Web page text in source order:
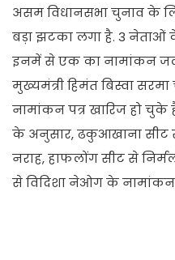
असम विधानसभा चुनाव के
बड़ा झटका लगा है. 3 नेताओं
इनमें से एक का नामांकन
मुख्यमंत्री हिमंत बिस्वा
नामांकन पत्र खारिज हो चुके
के अनुसार, ढकुआखाना सीट
नराह, हाफलोंग सीट से
से विदिशा नेओग के नामांकन